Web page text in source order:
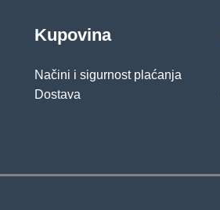
Kupovina
Načini i sigurnost plaćanja
Dostava